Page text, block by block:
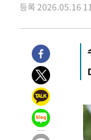
효
-4846초 전 >[속보]
-2546초 전 >[속보
-31279초 전 >
[속
-26604초 전 >
[
25.3%↑
-23764초 전 >
[속
-23630초 전 >
-20230초 전 >
민
-19480초 전 >
[속
등록 2026.05.16